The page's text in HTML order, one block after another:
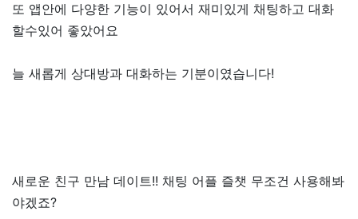
또 앱안에 다양한 기능이 있어서 재미있게 채팅하고 대화
할수있어 좋았어요
늘 새롭게 상대방과 대화하는 기분이였습니다!
새로운 친구 만남 데이트!! 채팅 어플 즐챗 무조건 사용해봐
야겠죠?